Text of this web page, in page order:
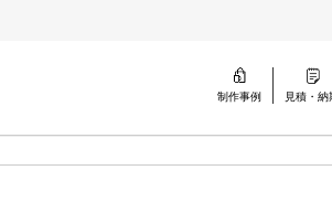
制作事例
見積・納